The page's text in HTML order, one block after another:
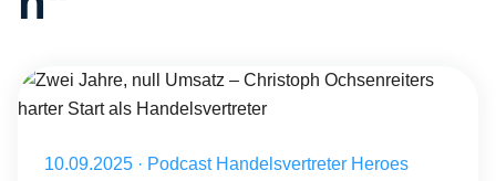
Veröffentlicht am 10.09.2025
10.09.2025 · Podcast Handelsvertreter Heroes